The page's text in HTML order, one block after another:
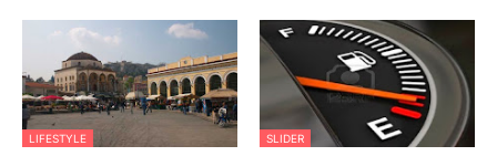
LIFESTYLE SLIDER